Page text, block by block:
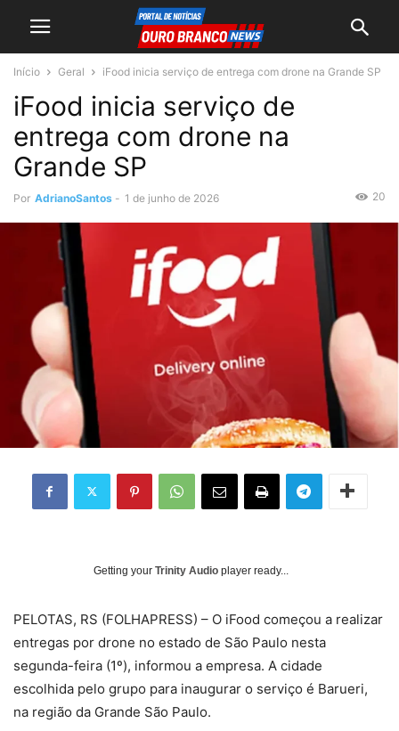
Início Geral iFood inicia serviço de entrega com drone na Grande SP
iFood inicia serviço de
entrega com drone na
Grande SP
Por AdrianoSantos - 1 de junho de 2026 20
Getting your Trinity Audio player ready...
PELOTAS, RS (FOLHAPRESS) – O iFood começou a realizar
entregas por drone no estado de São Paulo nesta
segunda-feira (1º), informou a empresa. A cidade
escolhida pelo grupo para inaugurar o serviço é Barueri,
na região da Grande São Paulo.